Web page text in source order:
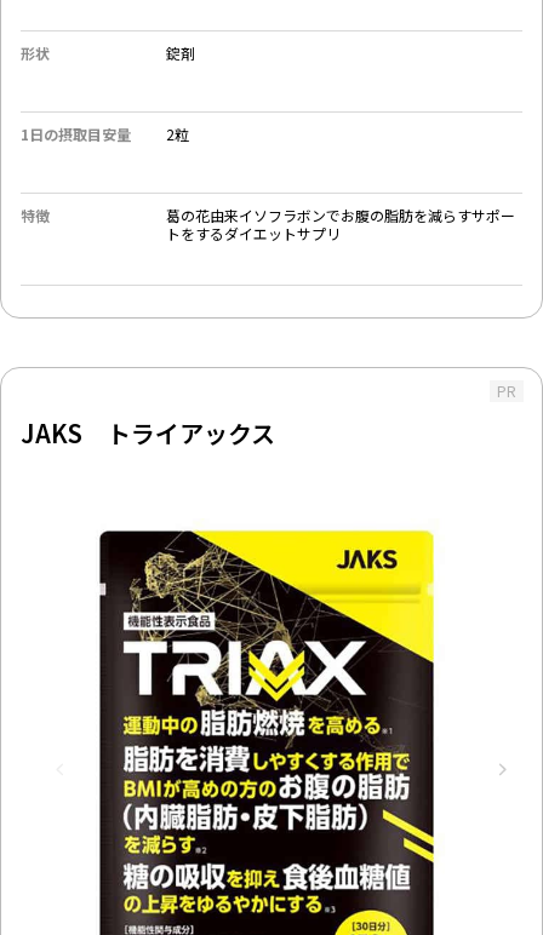
形状 錠剤
1日の摂取目安量 2粒
特徴
葛の花由来イソフラボンでお腹の脂肪を減らすサポー
トをするダイエットサプリ
PR
JAKS トライアックス